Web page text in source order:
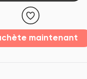
maintenant